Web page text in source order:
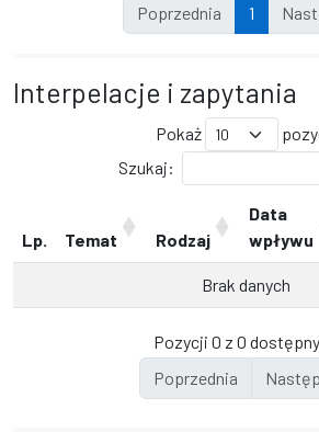
Poprzednia
1
Interpelacje i zapytania
Pokaż
Szukaj:
Lp. Temat Rodzaj
Data
wpływu
Brak danych
Pozycji 0 z 0
Poprzednia